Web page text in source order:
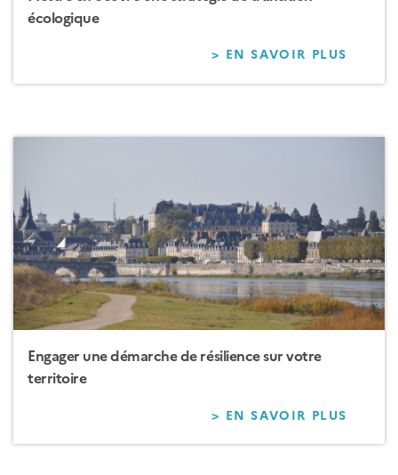
écologique
> EN SAVOIR PLUS
EN
Engager une démarche de résilience sur votre
territoire
> EN SAVOIR PLUS
UNE